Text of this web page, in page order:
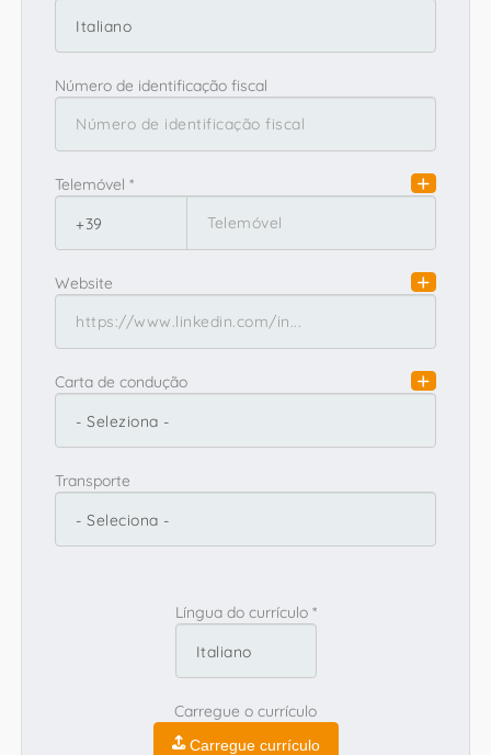
Província/Cantão De Residência
Cidade De Residência
Número de identificação fiscal
Telemóvel *
Website
Carta de condução
Transporte
Língua do currículo *
Carregue o currículo
Carregue currículo